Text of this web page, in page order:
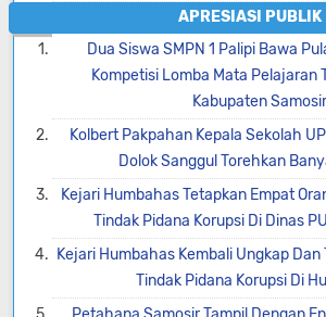
APRESIASI PUBLIK
Dua Siswa SMPN 1 Palipi Bawa
Kompetisi Lomba Mata Pelajaran
Kabupaten Samosir
Kolbert Pakpahan Kepala Sekolah
Dolok Sanggul Torehkan
Kejari Humbahas Tetapkan Empat
Tindak Pidana Korupsi Di Dinas
Kejari Humbahas Kembali Ungkap
Tindak Pidana Korupsi Di